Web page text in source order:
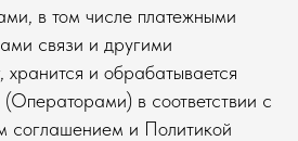
в том числе платежными
связи и другими
хранится и обрабатывается
в соответствии с
соглашением и Политикой